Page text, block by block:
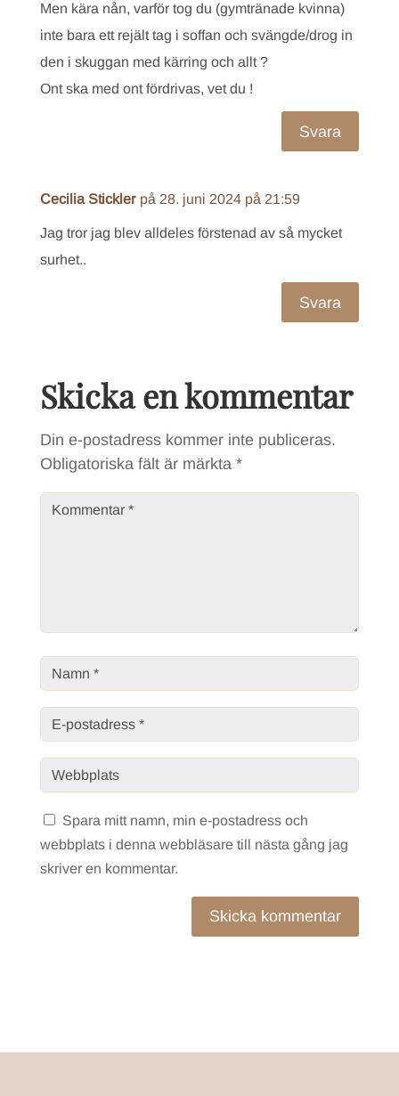
Men kära nån, varför tog du (gymtränade kvinna)
inte bara ett rejält tag i soffan och svängde/drog in
den i skuggan med kärring och allt ?
Ont ska med ont fördrivas, vet du !
Svara
Cecilia Stickler på 28. juni 2024 på 21:59
Jag tror jag blev alldeles förstenad av så mycket
surhet..
Svara
Skicka en kommentar
Din e-postadress kommer inte publiceras.
Obligatoriska fält är märkta *
Spara mitt namn, min e-postadress och
webbplats i denna webbläsare till nästa gång jag
skriver en kommentar.
Skicka kommentar